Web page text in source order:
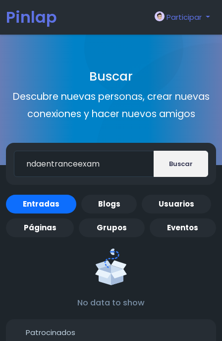
Pinlap Participar
Buscar
Descubre nuevas personas, crear nuevas
conexiones y hacer nuevos amigos
Buscar
Entradas Blogs Usuarios
Páginas Grupos Eventos
No data to show
Patrocinados